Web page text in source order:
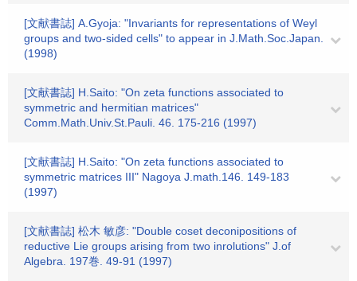
[文献書誌] A.Gyoja: "Invariants for representations of Weyl
groups and two-sided cells" to appear in J.Math.Soc.Japan.
(1998)
[文献書誌] H.Saito: "On zeta functions associated to
symmetric and hermitian matrices"
Comm.Math.Univ.St.Pauli. 46. 175-216 (1997)
[文献書誌] H.Saito: "On zeta functions associated to
symmetric matrices III" Nagoya J.math.146. 149-183
(1997)
[文献書誌] 松木 敏彦: "Double coset deconipositions of
reductive Lie groups arising from two inrolutions" J.of
Algebra. 197巻. 49-91 (1997)